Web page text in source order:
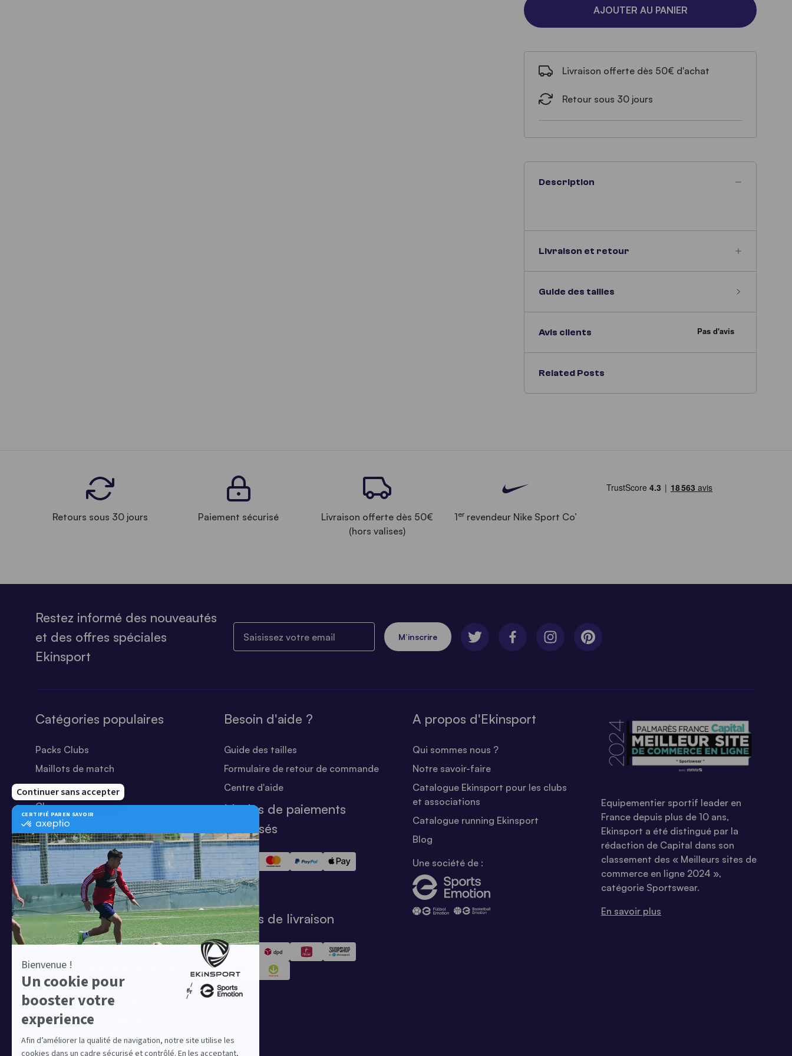
AJOUTER AU PANIER
Livraison offerte dès 50€ d'achat
Retour sous 30 jours
Description
Livraison et retour
Guide des tailles
Avis clients
Related Posts
Retours sous 30 jours Paiement sécurisé
Livraison offerte dès 50€
(hors valises)
1errevendeur Nike Sport Co’
Restez informé des nouveautés
et des offres spéciales
Ekinsport
M’inscrire
Catégories populaires
Packs Clubs
Maillots de match
Equipements Clubs
Chaussures
Shorts
Football
Chaussettes
T-shirts
Tenues de match
Offres clubs
Ensembles sport & lifestyle à prix
réduit
Collection Nike Park 26
Collection Nike Academy 25
Nike Kitbuilder | Tenues 100%
personnalisées pour les clubs
Besoin d'aide ?
Guide des tailles
Formulaire de retour de commande
Centre d'aide
Modes de paiements
sécurisés
Modes de livraison
A propos d'Ekinsport
Qui sommes nous ?
Notre savoir-faire
Catalogue Ekinsport pour les clubs
et associations
Catalogue running Ekinsport
Blog
Une société de :
Equipementier sportif leader en
France depuis plus de 10 ans,
Ekinsport a été distingué par la
rédaction de Capital dans son
classement des « Meilleurs sites de
commerce en ligne 2024 »,
catégorie Sportswear.
En savoir plus